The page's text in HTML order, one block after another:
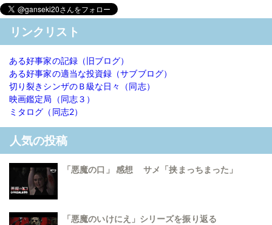
リンクリスト
ある好事家の記録（旧ブログ）
ある好事家の適当な投資録（サブブログ）
切り裂きシンザのＢ級な日々（同志）
映画鑑定局（同志３）
ミタログ（同志2）
人気の投稿
「悪魔の口」 感想 サメ「挟まっちまった」
「悪魔のいけにえ」シリーズを振り返る